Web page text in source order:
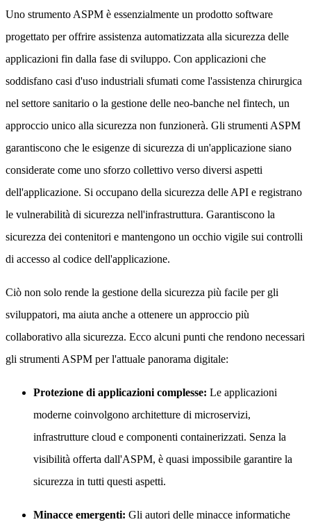
Uno strumento ASPM è essenzialmente un prodotto software
progettato per offrire assistenza automatizzata alla sicurezza delle
applicazioni fin dalla fase di sviluppo. Con applicazioni che
soddisfano casi d'uso industriali sfumati come l'assistenza chirurgica
nel settore sanitario o la gestione delle neo-banche nel fintech, un
approccio unico alla sicurezza non funzionerà. Gli strumenti ASPM
garantiscono che le esigenze di sicurezza di un'applicazione siano
considerate come uno sforzo collettivo verso diversi aspetti
dell'applicazione. Si occupano della sicurezza delle API e registrano
le vulnerabilità di sicurezza nell'infrastruttura. Garantiscono la
sicurezza dei contenitori e mantengono un occhio vigile sui controlli
di accesso al codice dell'applicazione.
Ciò non solo rende la gestione della sicurezza più facile per gli
sviluppatori, ma aiuta anche a ottenere un approccio più
collaborativo alla sicurezza. Ecco alcuni punti che rendono necessari
gli strumenti ASPM per l'attuale panorama digitale:
Protezione di applicazioni complesse: Le applicazioni
moderne coinvolgono architetture di microservizi,
infrastrutture cloud e componenti containerizzati. Senza la
visibilità offerta dall'ASPM, è quasi impossibile garantire la
sicurezza in tutti questi aspetti.
Minacce emergenti: Gli autori delle minacce informatiche